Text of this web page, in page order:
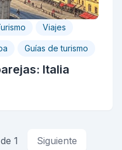
Viajes
Guías de turismo
Italia
1 Siguiente